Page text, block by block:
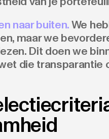
naar buiten.We
maar we
Dit doen we
die transparantie